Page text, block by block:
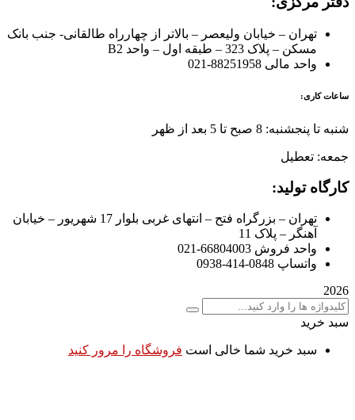
تهران – خیابان ولیعصر – بالاتر از چهارراه طالقانی- جنب بانک
مسکن – پلاک 323 – طبقه اول – واحد B2
واحد مالی 88251958-021
ساعات کاری:
شنبه تا پنجشنبه: 8 صبح تا 5 بعد از ظهر
جمعه: تعطیل
کارگاه تولید:
تهران – بزرگراه فتح – انتهای غربی بلوار 17 شهریور – خیابان
آهنگر – پلاک 11
واحد فروش 66804003-021
واتساپ 0848-414-0938
2026
سبد خرید
سبد خرید شما خالی است فروشگاه را مرور کنید